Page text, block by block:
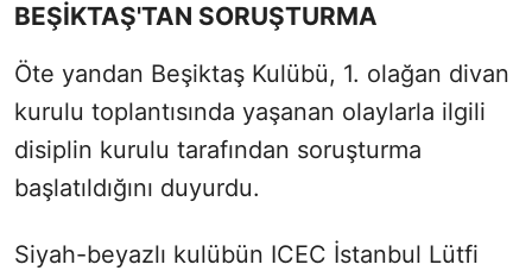
BEŞİKTAŞ'TAN SORUŞTURMA
Öte yandan Beşiktaş Kulübü, 1. olağan divan
kurulu toplantısında yaşanan olaylarla ilgili
disiplin kurulu tarafından soruşturma
başlatıldığını duyurdu.
Siyah-beyazlı kulübün ICEC İstanbul Lütfi